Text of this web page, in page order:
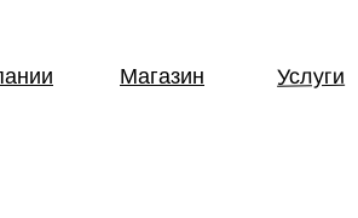
Услуги
Магазин